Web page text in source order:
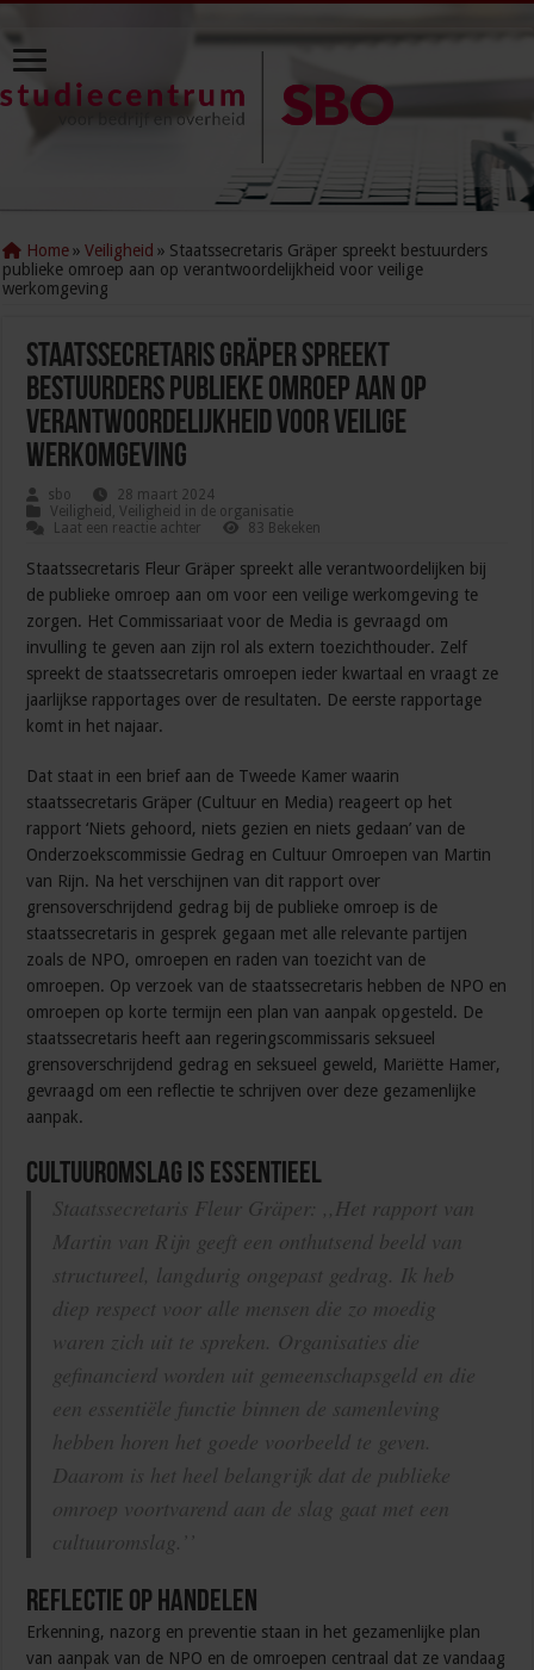
Home » Veiligheid » Staatssecretaris Gräper spreekt bestuurders
publieke omroep aan op verantwoordelijkheid voor veilige
werkomgeving
Staatssecretaris Gräper spreekt
bestuurders publieke omroep aan op
verantwoordelijkheid voor veilige
werkomgeving
sbo
28 maart 2024
Veiligheid ,Veiligheid in de organisatie
Laat een reactie achter
83 Bekeken
Staatssecretaris Fleur Gräper spreekt alle verantwoordelijken bij
de publieke omroep aan om voor een veilige werkomgeving te
zorgen. Het Commissariaat voor de Media is gevraagd om
invulling te geven aan zijn rol als extern toezichthouder. Zelf
spreekt de staatssecretaris omroepen ieder kwartaal en vraagt ze
jaarlijkse rapportages over de resultaten. De eerste rapportage
komt in het najaar.
Dat staat in een brief aan de Tweede Kamer waarin
staatssecretaris Gräper (Cultuur en Media) reageert op het
rapport ‘Niets gehoord, niets gezien en niets gedaan’ van de
Onderzoekscommissie Gedrag en Cultuur Omroepen van Martin
van Rijn. Na het verschijnen van dit rapport over
grensoverschrijdend gedrag bij de publieke omroep is de
staatssecretaris in gesprek gegaan met alle relevante partijen
zoals de NPO, omroepen en raden van toezicht van de
omroepen. Op verzoek van de staatssecretaris hebben de NPO en
omroepen op korte termijn een plan van aanpak opgesteld. De
staatssecretaris heeft aan regeringscommissaris seksueel
grensoverschrijdend gedrag en seksueel geweld, Mariëtte Hamer,
gevraagd om een reflectie te schrijven over deze gezamenlijke
aanpak.
Cultuuromslag is essentieel
Staatssecretaris Fleur Gräper: ,,Het rapport van
Martin van Rijn geeft een onthutsend beeld van
structureel, langdurig ongepast gedrag. Ik heb
diep respect voor alle mensen die zo moedig
waren zich uit te spreken. Organisaties die
gefinancierd worden uit gemeenschapsgeld en die
een essentiële functie binnen de samenleving
hebben horen het goede voorbeeld te geven.
Daarom is het heel belangrijk dat de publieke
omroep voortvarend aan de slag gaat met een
cultuuromslag.’’
Reflectie op handelen
Erkenning, nazorg en preventie staan in het gezamenlijke plan
van aanpak van de NPO en de omroepen centraal dat ze vandaag